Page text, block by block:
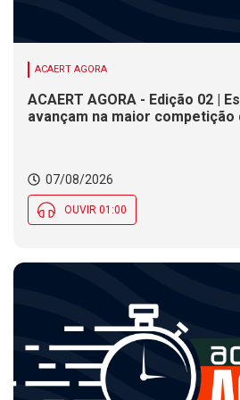
ACAERT AGORA
ACAERT AGORA - Edição 02 |
avançam na maior competição
Social nesta sexta (7)
07/08/2026
OUVIR 01:00